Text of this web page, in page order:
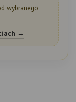
wybranego
→